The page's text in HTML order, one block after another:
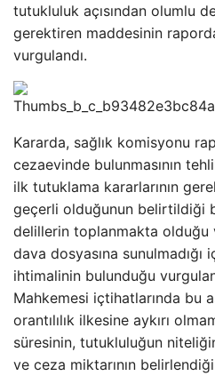
tutukluluk açısından olumlu
gerektiren maddesinin
vurgulandı.
Kararda, sağlık komisyonu
cezaevinde bulunmasının
ilk tutuklama kararlarının
geçerli olduğunun belirtildiği
delillerin toplanmakta olduğu
dava dosyasına
ihtimalinin bulunduğu
Mahkemesi içtihatlarında bu
orantılılık ilkesine aykırı
süresinin, tutukluluğun
ve ceza miktarının